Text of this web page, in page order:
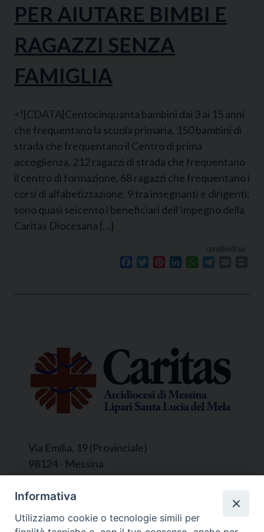
PER AIUTARE BIMBI E
RAGAZZI SENZA
FAMIGLIA
<![CDATA[Centocinquanta bambini dai 3 ai 15 anni
che frequentano la scuola primaria, 150 bambini di
strada che frequentano il Centro di prima
accoglienza, 212 ragazzi di strada che frequentano
il centro di formazione, 68 ragazzi che frequentano i
corsi di alfabetizzazione, 9 tra insegnanti e dirigenti:
sono quasi seicento i beneficiari dell’impegno della
Caritas Diocesana […]
condividi su
Facebook
TwitterPinterestLinkedInWhatsApp
Via Emilia, 19 (Provinciale)
98124 - Messina
Segreteria e Amministrazione:
L’Ufficio è aperto tutti i giorni da lunedì a
venerdì, dalle ore 9.30 alle ore 12.30.
Informativa
Utilizziamo cookie o tecnologie simili per